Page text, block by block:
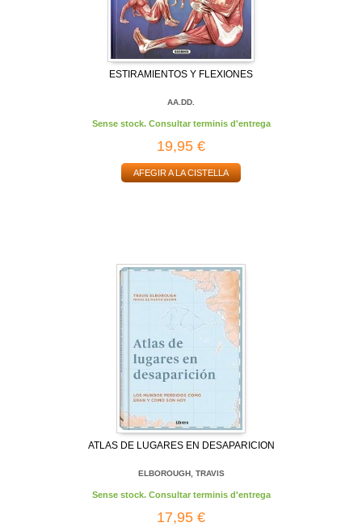
ESTIRAMIENTOS Y FLEXIONES
AA.DD.
Sense stock. Consultar terminis d'entrega
19,95 €
AFEGIR A LA CISTELLA
ATLAS DE LUGARES EN DESAPARICION
ELBOROUGH, TRAVIS
Sense stock. Consultar terminis d'entrega
17,95 €